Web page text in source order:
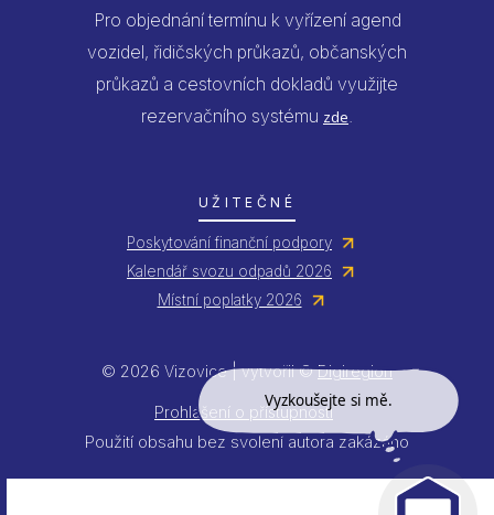
Pro objednání termínu k vyřízení agend
vozidel, řidičských průkazů, občanských
průkazů a cestovních dokladů využijte
rezervačního systému zde.
UŽITEČNÉ
Poskytování finanční podpory
Kalendář svozu odpadů 2026
Místní poplatky 2026
© 2026 Vizovice | vytvořil ©Digiregion
Prohlášení o přístupnosti
Použití obsahu bez svolení autora zakázáno
Vyzkoušejte si mě.